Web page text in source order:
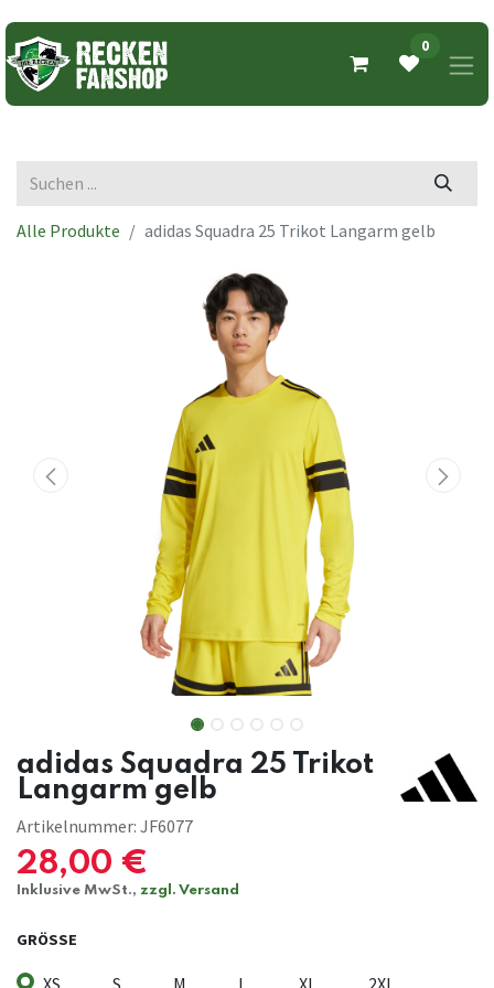
0
Alle Produkte adidas Squadra 25 Trikot Langarm gelb
adidas Squadra 25 Trikot
Langarm gelb
Artikelnummer: JF6077
28,00 €
Inklusive MwSt., zzgl. Versand
GRÖSSE
XS S M L XL 2XL